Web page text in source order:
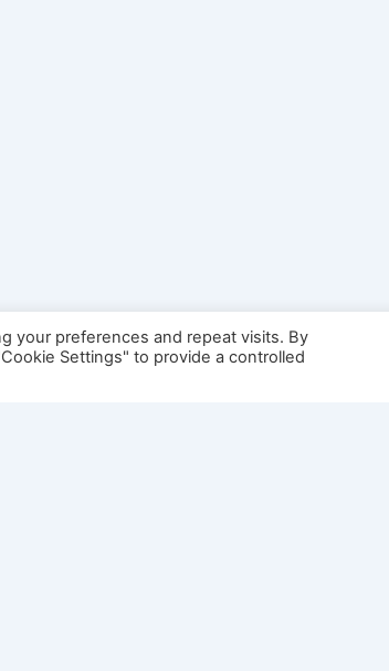
your preferences and repeat visits. By
Settings" to provide a controlled